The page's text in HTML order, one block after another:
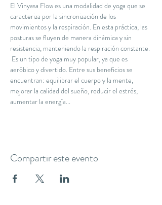
El Vinyasa Flow es una modalidad de yoga que se
caracteriza por la sincronización de los
movimientos y la respiración. En esta práctica, las
posturas se fluyen de manera dinámica y sin
resistencia, manteniendo la respiración constante.
Es un tipo de yoga muy popular, ya que es
aeróbico y divertido. Entre sus beneficios se
encuentran: equilibrar el cuerpo y la mente,
mejorar la calidad del sueño, reducir el estrés,
aumentar la energía...
Compartir este evento